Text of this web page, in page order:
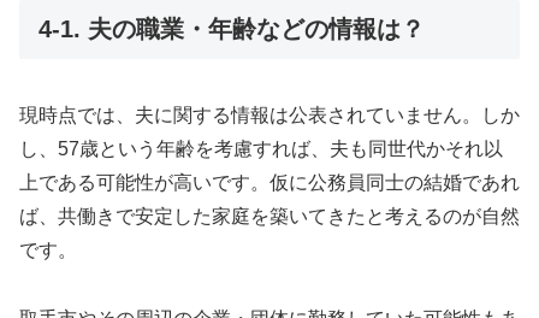
4-1. 夫の職業・年齢などの情報は？
現時点では、夫に関する情報は公表されていません。しか
し、57歳という年齢を考慮すれば、夫も同世代かそれ以
上である可能性が高いです。仮に公務員同士の結婚であれ
ば、共働きで安定した家庭を築いてきたと考えるのが自然
です。